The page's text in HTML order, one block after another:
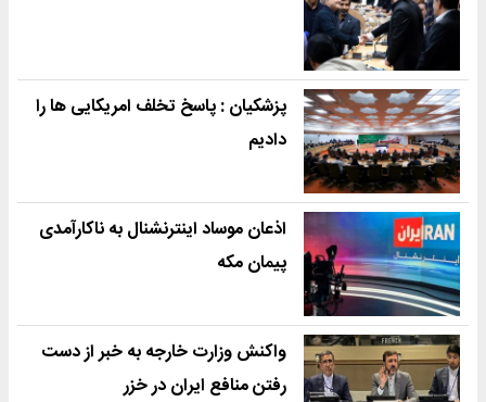
پزشکیان : پاسخ تخلف امریکایی ها را
دادیم
اذعان موساد اینترنشنال به ناکارآمدی
پیمان مکه
واکنش وزارت خارجه به خبر از دست
رفتن منافع ایران در خزر